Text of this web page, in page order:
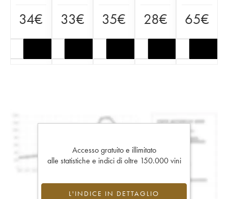
34€ 33€ 35€ 28€ 65€
Accesso gratuito e illimitato
alle statistiche e indici di oltre 150.000 vini
L'INDICE IN DETTAGLIO